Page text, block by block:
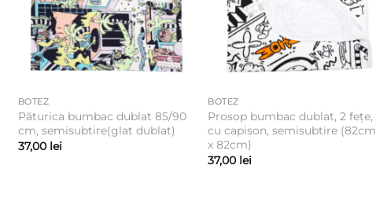
BOTEZ
Păturica bumbac dublat 85/90
cm, semisubtire(glat dublat)
37,00 lei
BOTEZ
Prosop bumbac dublat, 2 fețe,
cu capison, semisubtire (82cm
x 82cm)
37,00 lei